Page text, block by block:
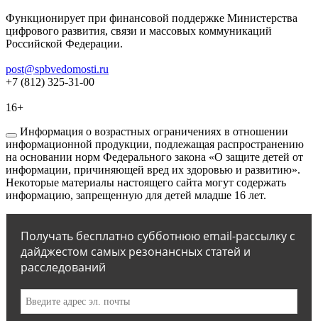
Функционирует при финансовой поддержке Министерства
цифрового развития, связи и массовых коммуникаций
Российской Федерации.
post@spbvedomosti.ru
+7 (812) 325-31-00
16+
Информация о возрастных ограничениях в отношении
информационной продукции, подлежащая распространению
на основании норм Федерального закона «О защите детей от
информации, причиняющей вред их здоровью и развитию».
Некоторые материалы настоящего сайта могут содержать
информацию, запрещенную для детей младше 16 лет.
Получать бесплатно субботнюю email-рассылку с
дайджестом самых резонансных статей и
расследований